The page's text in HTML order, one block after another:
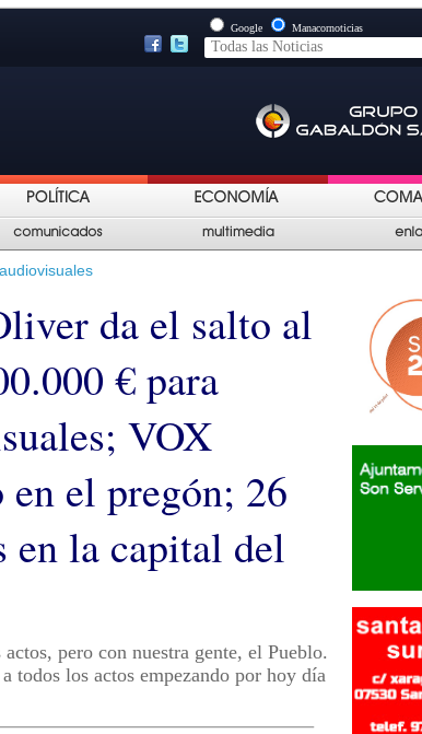
Google Manacornoticias
da el salto al
€ para
VOX
el pregón; 26
en la capital del
pero con nuestra gente, el Pueblo.
todos los actos empezando por hoy día